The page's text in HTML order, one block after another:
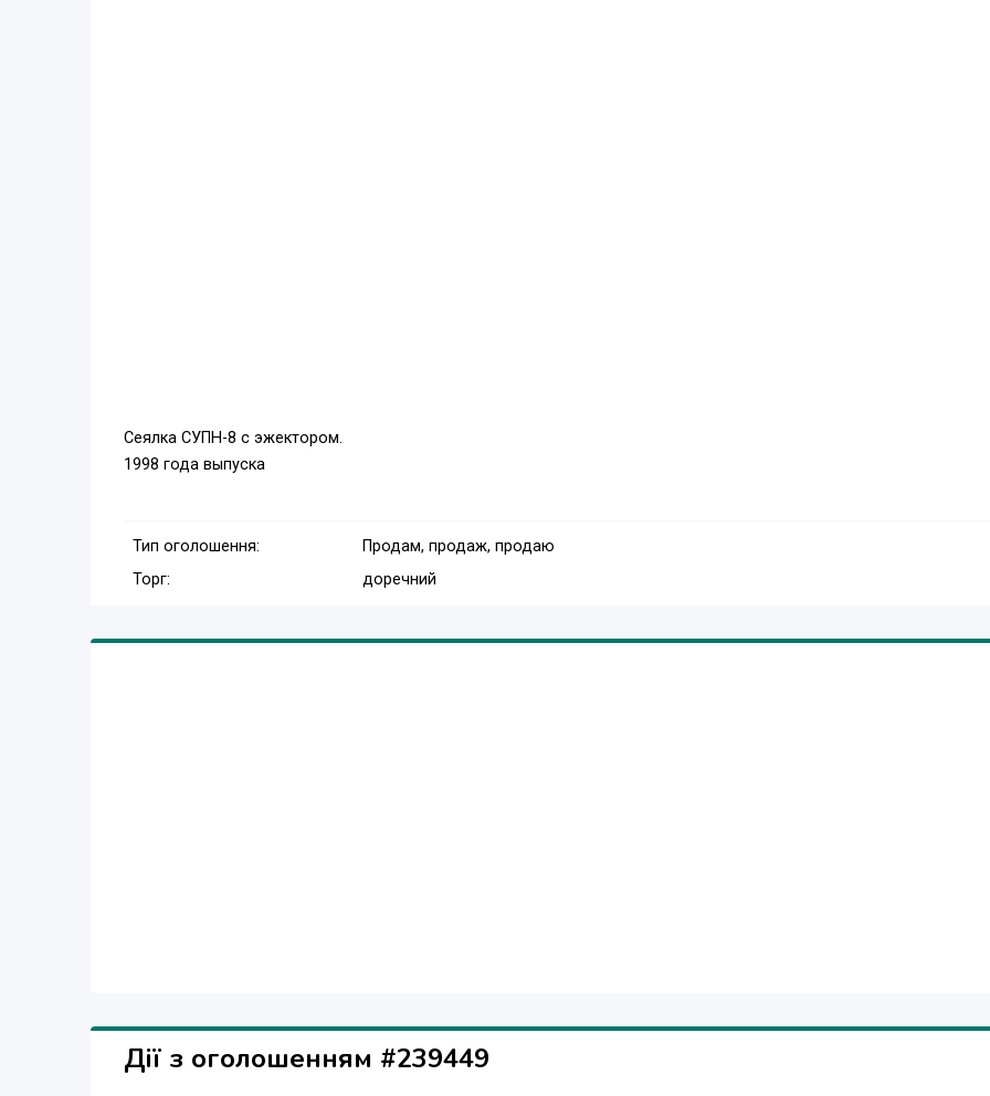
Сеялка СУПН-8 с эжектором.
1998 года выпуска
Тип оголошення:
Продам, продаж, продаю
Торг:
доречний
Дії з оголошенням #239449